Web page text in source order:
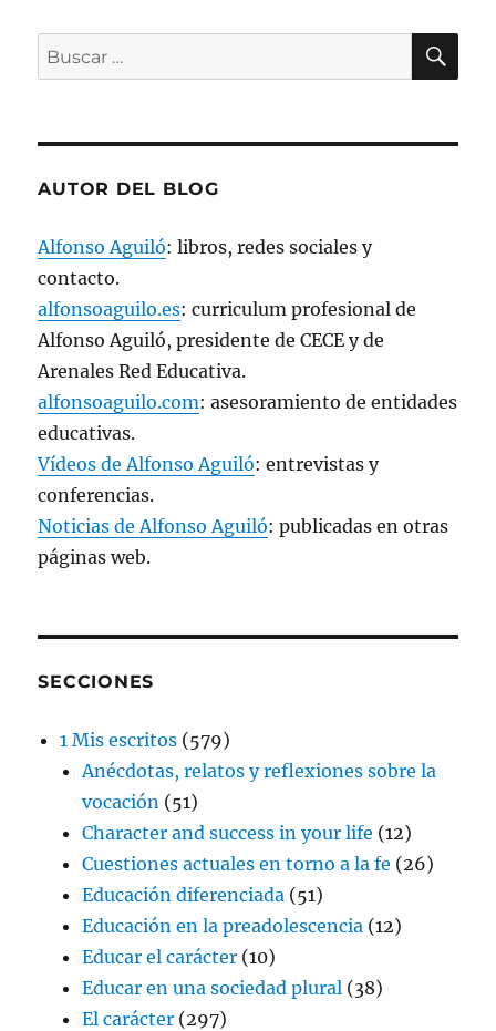
e
a
e
Buscar
por:
AUTOR DEL BLOG
Alfonso Aguiló: libros, redes sociales y
contacto.
alfonsoaguilo.es: curriculum profesional de
Alfonso Aguiló, presidente de CECE y de
Arenales Red Educativa.
alfonsoaguilo.com: asesoramiento de entidades
educativas.
Vídeos de Alfonso Aguiló: entrevistas y
conferencias.
Noticias de Alfonso Aguiló: publicadas en otras
páginas web.
SECCIONES
1 Mis escritos (579)
Anécdotas, relatos y reflexiones sobre la
vocación (51)
Character and success in your life (12)
Cuestiones actuales en torno a la fe (26)
Educación diferenciada (51)
Educación en la preadolescencia (12)
Educar el carácter (10)
Educar en una sociedad plural (38)
El carácter (297)